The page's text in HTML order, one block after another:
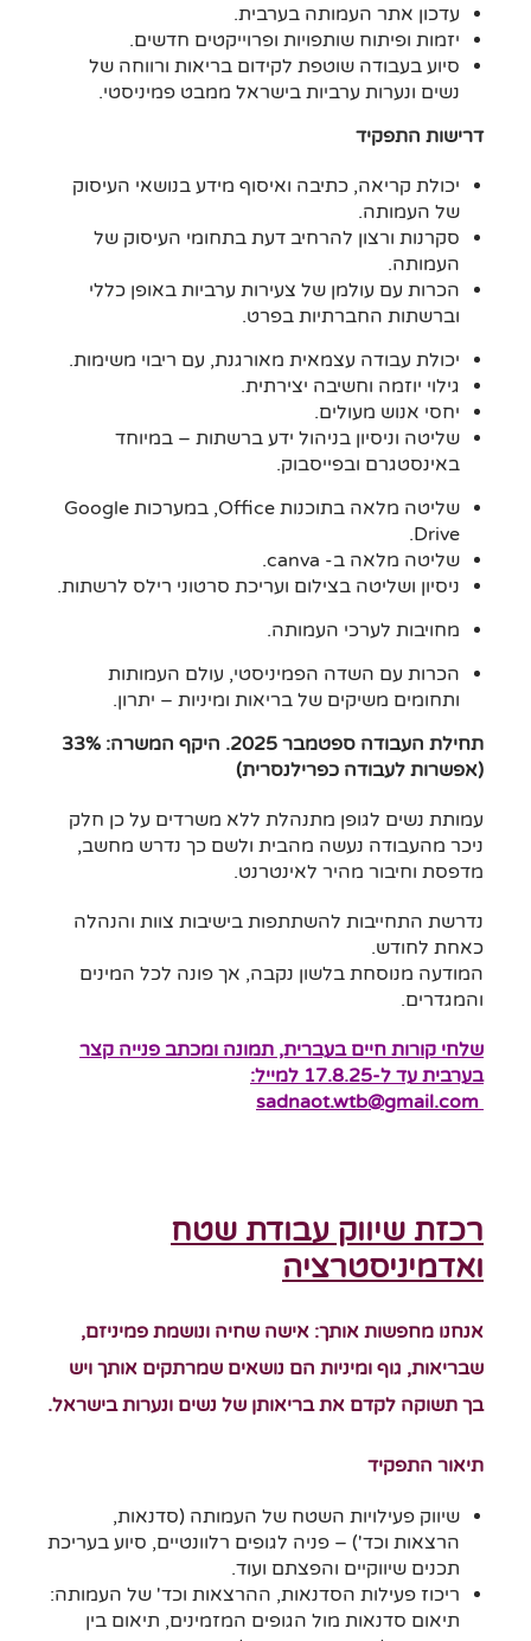
עדכון אתר העמותה בערבית.
יזמות ופיתוח שותפויות ופרוייקטים חדשים.
סיוע בעבודה שוטפת לקידום בריאות ורווחה של
נשים ונערות ערביות בישראל ממבט פמיניסטי.
דרישות התפקיד
יכולת קריאה, כתיבה ואיסוף מידע בנושאי העיסוק
של העמותה.
סקרנות ורצון להרחיב דעת בתחומי העיסוק של
העמותה.
הכרות עם עולמן של צעירות ערביות באופן כללי
וברשתות החברתיות בפרט.
יכולת עבודה עצמאית מאורגנת, עם ריבוי משימות.
גילוי יוזמה וחשיבה יצירתית.
יחסי אנוש מעולים.
שליטה וניסיון בניהול ידע ברשתות – במיוחד
באינסטגרם ובפייסבוק.
שליטה מלאה בתוכנות Office, במערכות Google
Drive.
שליטה מלאה ב- canva.
ניסיון ושליטה בצילום ועריכת סרטוני רילס לרשתות.
מחויבות לערכי העמותה.
הכרות עם השדה הפמיניסטי, עולם העמותות
ותחומים משיקים של בריאות ומיניות – יתרון.
(אפשרות לעבודה כפרילנסרית)
עמותת נשים לגופן מתנהלת ללא משרדים על כן חלק
ניכר מהעבודה נעשה מהבית ולשם כך נדרש מחשב,
מדפסת וחיבור מהיר לאינטרנט.
נדרשת התחייבות להשתתפות בישיבות צוות והנהלה
כאחת לחודש.
המודעה מנוסחת בלשון נקבה, אך פונה לכל המינים
והמגדרים.
שלחי קורות חיים בעברית, תמונה ומכתב פנייה קצר
בערבית עד ל-17.8.25 למייל:
sadnaot.wtb@gmail.com
רכזת שיווק עבודת שטח
ואדמיניסטרציה
אנחנו מחפשות אותך: אישה שחיה ונושמת פמיניזם,
שבריאות, גוף ומיניות הם נושאים שמרתקים אותך ויש
בך תשוקה לקדם את בריאותן של נשים ונערות בישראל.
תיאור התפקיד
שיווק פעילויות השטח של העמותה (סדנאות,
הרצאות וכד') – פניה לגופים רלוונטיים, סיוע בעריכת
תכנים שיווקיים והפצתם ועוד.
ריכוז פעילות הסדנאות, ההרצאות וכד' של העמותה:
תיאום סדנאות מול הגופים המזמינים, תיאום בין